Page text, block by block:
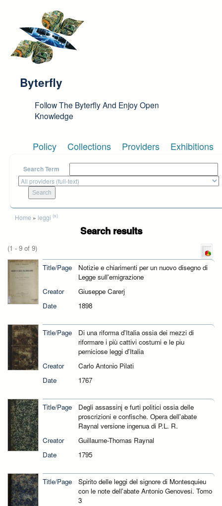
Byterfly
Follow The Byterfly And Enjoy Open
Knowledge
Policy Collections Providers Exhibitions
Search Term
You are here
Home » leggi (x)
Search results
(1 - 9 of 9)
Title/Page
Notizie e chiarimenti per un nuovo disegno di
Legge sull'emigrazione
Creator
Giuseppe Carerj
Date
1898
Title/Page
Di una riforma d'Italia ossia dei mezzi di
riformare i più cattivi costumi e le piu
perniciose leggi d'Italia
Creator
Carlo Antonio Pilati
Date
1767
Title/Page
Degli assassinj e furti politici ossia delle
proscrizioni e confische. Opera dell'abate
Raynal versione ingenua di P.L. R.
Creator
Guillaume-Thomas Raynal
Date
1795
Title/Page
Spirito delle leggi del signore di Montesquieu
con le note dell'abate Antonio Genovesi. Tomo
3